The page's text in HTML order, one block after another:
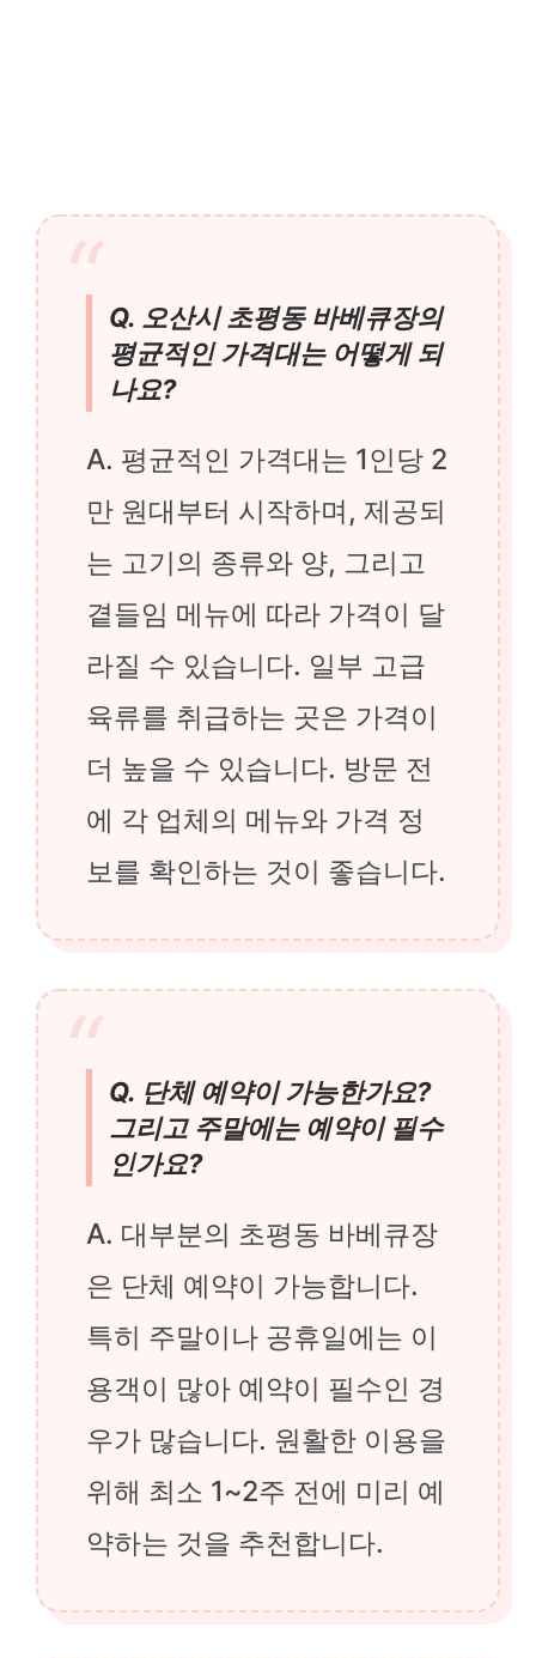
Q. 오산시 초평동 바베큐장의
평균적인 가격대는 어떻게 되
나요?
A. 평균적인 가격대는 1인당 2
만 원대부터 시작하며, 제공되
는 고기의 종류와 양, 그리고
곁들임 메뉴에 따라 가격이 달
라질 수 있습니다. 일부 고급
육류를 취급하는 곳은 가격이
더 높을 수 있습니다. 방문 전
에 각 업체의 메뉴와 가격 정
보를 확인하는 것이 좋습니다.
Q. 단체 예약이 가능한가요?
그리고 주말에는 예약이 필수
인가요?
A. 대부분의 초평동 바베큐장
은 단체 예약이 가능합니다.
특히 주말이나 공휴일에는 이
용객이 많아 예약이 필수인 경
우가 많습니다. 원활한 이용을
위해 최소 1~2주 전에 미리 예
약하는 것을 추천합니다.